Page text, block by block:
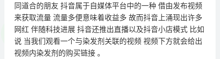
同道合的朋友 抖音属于自媒体平台中的一种 借由发布视频
来获取流量 流量多便意味着收益多 故而抖音上涌现出许多
网红 伴随科技进展 抖音还推出直播以及抖音小店模式 比如
说 当我们观看一个与染发剂关联的视频 视频下方就会给出
视频内染发剂的购买链接 。